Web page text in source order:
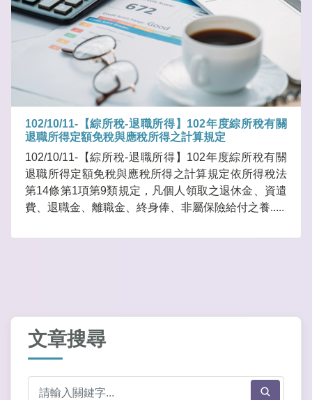
102/10/11-【綜所稅-退職所得】102年度綜所稅有關
退職所得定額免稅與應稅所得之計算規定
102/10/11-【綜所稅-退職所得】102年度綜所稅有關
退職所得定額免稅與應稅所得之計算規定依所得稅法
第14條第1項第9類規定，凡個人領取之退休金、資遣
費、退職金、離職金、終身俸、非屬保險給付之養.....
文章搜尋